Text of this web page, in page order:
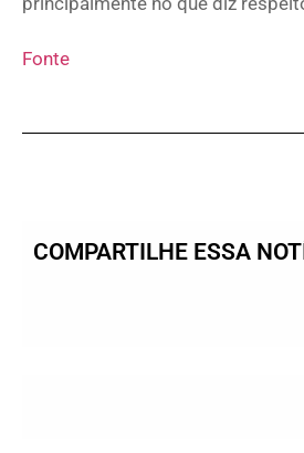
Fonte
COMPARTILHE ESSA